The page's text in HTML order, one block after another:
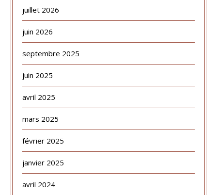
juillet 2026
juin 2026
septembre 2025
juin 2025
avril 2025
mars 2025
février 2025
janvier 2025
avril 2024